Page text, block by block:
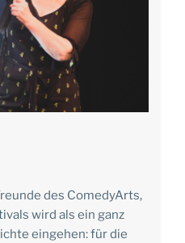
des ComedyArts,
wird als ein ganz
eingehen: für die